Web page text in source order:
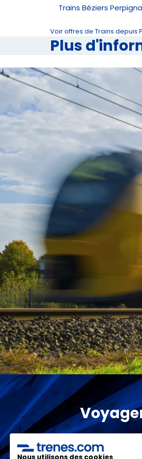
Trains Béziers
Voir offres de Trains depuis
Plus